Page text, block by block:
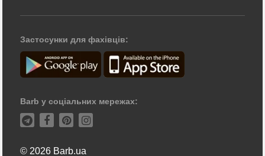
Застосунки для фахівців:
Barb у соціальних мережах:
© 2026 Barb.ua